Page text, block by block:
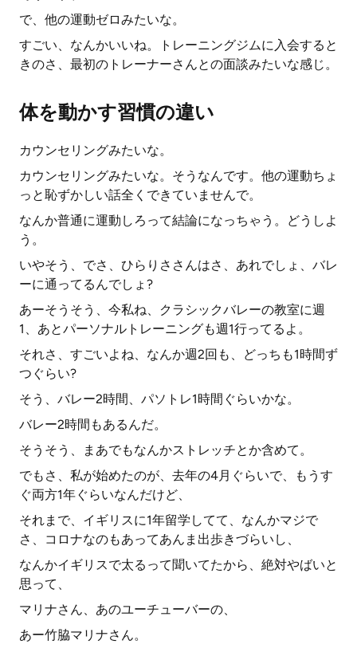
で、他の運動ゼロみたいな。
すごい、なんかいいね。トレーニングジムに入会すると
きのさ、最初のトレーナーさんとの面談みたいな感じ。
体を動かす習慣の違い
カウンセリングみたいな。
カウンセリングみたいな。そうなんです。他の運動ちょ
っと恥ずかしい話全くできていませんで。
なんか普通に運動しろって結論になっちゃう。どうしよ
う。
いやそう、でさ、ひらりささんはさ、あれでしょ、バレ
ーに通ってるんでしょ?
あーそうそう、今私ね、クラシックバレーの教室に週
1、あとパーソナルトレーニングも週1行ってるよ。
それさ、すごいよね、なんか週2回も、どっちも1時間ず
つぐらい?
そう、バレー2時間、パソトレ1時間ぐらいかな。
バレー2時間もあるんだ。
そうそう、まあでもなんかストレッチとか含めて。
でもさ、私が始めたのが、去年の4月ぐらいで、もうす
ぐ両方1年ぐらいなんだけど、
それまで、イギリスに1年留学してて、なんかマジで
さ、コロナなのもあってあんま出歩きづらいし、
なんかイギリスで太るって聞いてたから、絶対やばいと
思って、
マリナさん、あのユーチューバーの、
あー竹脇マリナさん。